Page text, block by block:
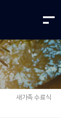
새가족 수료식